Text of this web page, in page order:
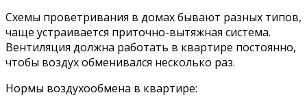
Схемы проветривания в домах бывают разных типов,
чаще устраивается приточно-вытяжная система.
Вентиляция должна работать в квартире постоянно,
чтобы воздух обменивался несколько раз.
Нормы воздухообмена в квартире: